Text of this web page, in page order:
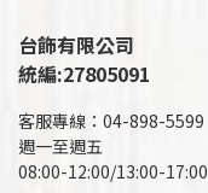
台飾有限公司
統編:27805091
客服專線：04-898-5599
週一至週五
08:00-12:00/13:00-17:00